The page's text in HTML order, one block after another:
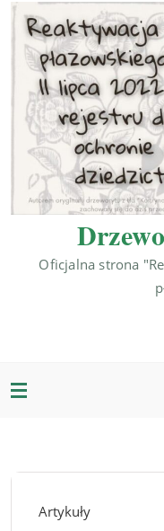
Oficjalna strona
Artykuły